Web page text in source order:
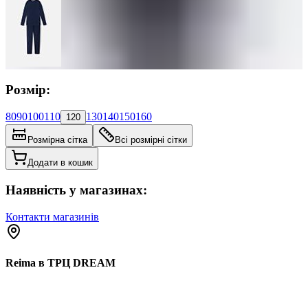
Розмір:
8090100110 120 130140150160
Розмірна сітка Всі розмірні сітки
Додати в кошик
Наявність у магазинах:
Контакти магазинів
Reima в ТРЦ DREAM